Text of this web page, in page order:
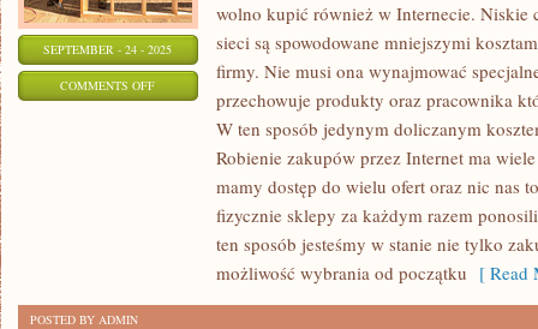
SEPTEMBER - 24 - 2025
COMMENTS OFFON
wolno kupić również w Internecie. Niskie
sieci są spowodowane mniejszymi
firmy. Nie musi ona wynajmować
przechowuje produkty oraz pracownika
W ten sposób jedynym doliczanym
Robienie zakupów przez Internet ma
mamy dostęp do wielu ofert oraz nic nas
fizycznie sklepy za każdym razem
ten sposób jesteśmy w stanie nie tylko
możliwość wybrania od początku [ Read
POSTED BY ADMIN